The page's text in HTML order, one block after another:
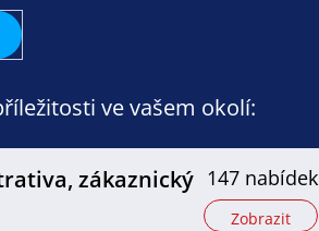
ve vašem okolí:
zákaznický 147 nabídek
Zobrazit